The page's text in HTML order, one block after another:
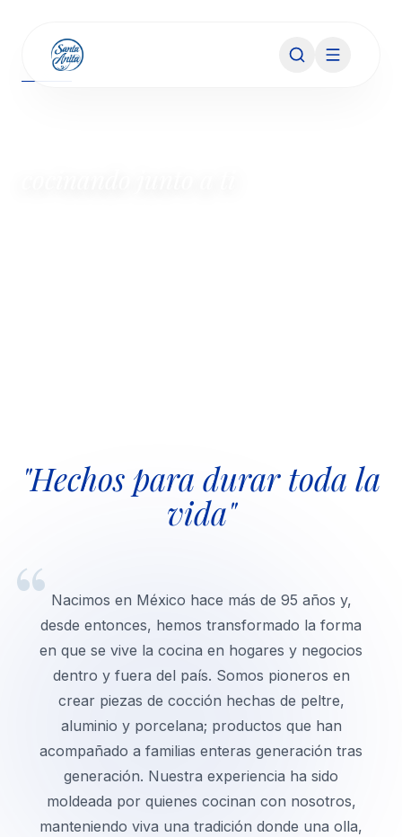
"Hechos para durar toda la
vida"
“Nacimos en México hace más de 95 años y,
desde entonces, hemos transformado la forma
en que se vive la cocina en hogares y negocios
dentro y fuera del país. Somos pioneros en
crear piezas de cocción hechas de peltre,
aluminio y porcelana; productos que han
acompañado a familias enteras generación tras
generación. Nuestra experiencia ha sido
moldeada por quienes cocinan con nosotros,
manteniendo viva una tradición donde una olla,